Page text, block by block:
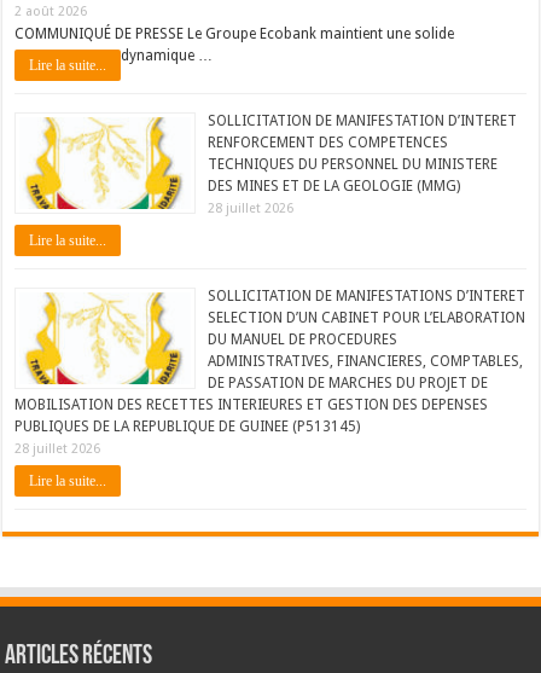
2 août 2026
COMMUNIQUÉ DE PRESSE Le Groupe Ecobank maintient une solide
dynamique …
Lire la suite...
SOLLICITATION DE MANIFESTATION D’INTERET
RENFORCEMENT DES COMPETENCES
TECHNIQUES DU PERSONNEL DU MINISTERE
DES MINES ET DE LA GEOLOGIE (MMG)
28 juillet 2026
Lire la suite...
SOLLICITATION DE MANIFESTATIONS D’INTERET
SELECTION D’UN CABINET POUR L’ELABORATION
DU MANUEL DE PROCEDURES
ADMINISTRATIVES, FINANCIERES, COMPTABLES,
DE PASSATION DE MARCHES DU PROJET DE
MOBILISATION DES RECETTES INTERIEURES ET GESTION DES DEPENSES
PUBLIQUES DE LA REPUBLIQUE DE GUINEE (P513145)
28 juillet 2026
Lire la suite...
Articles récents